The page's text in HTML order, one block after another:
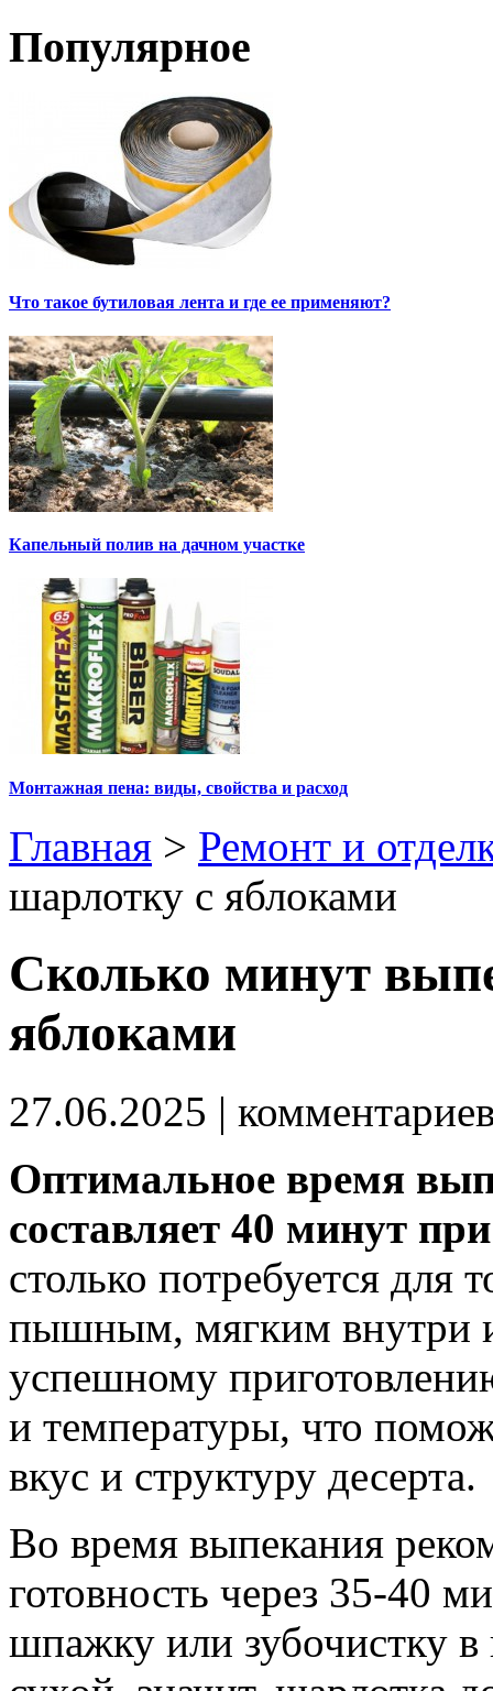
Популярное
Что такое бутиловая лента и где ее применяют?
Капельный полив на дачном участке
Монтажная пена: виды, свойства и расход
Главная > Ремонт и
шарлотку с яблоками
Сколько минут
яблоками
27.06.2025 |
Оптимальное время
составляет 40 минут
столько потребуется для
пышным, мягким внутри
успешному
и температуры, что
вкус и структуру десерта.
Во время выпекания
готовность через 35-40
шпажку или зубочистку в